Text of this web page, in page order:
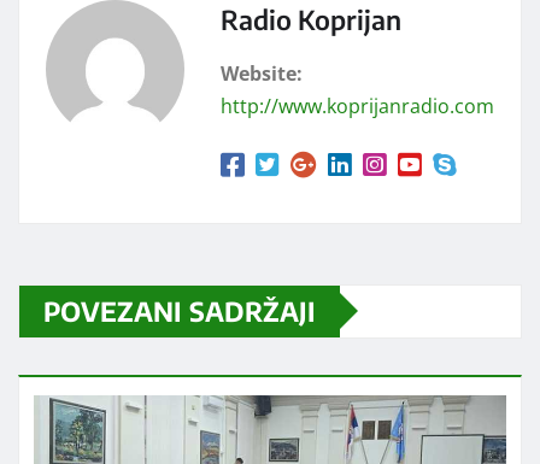
Radio Koprijan
Website:
http://www.koprijanradio.com
POVEZANI SADRŽAJI